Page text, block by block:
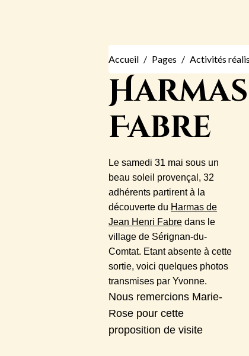
Accueil Pages Activités
Fabre
Le samedi 31 mai sous un
beau soleil provençal, 32
adhérents partirent à la
découverte du Harmas de
Jean Henri Fabre dans le
village de Sérignan-du-
Comtat. Etant absente à cette
sortie, voici quelques photos
transmises par Yvonne.
Nous remercions Marie-
Rose pour cette
proposition de visite